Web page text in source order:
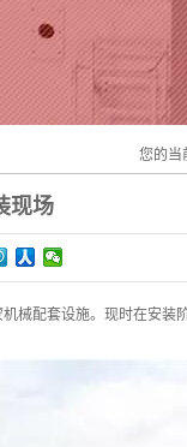
您的当
现场
械配套设施。现时在安装